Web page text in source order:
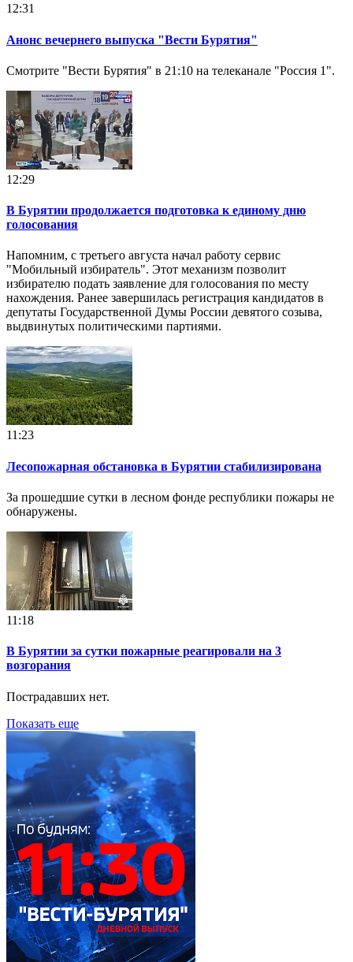
12:31
Анонс вечернего выпуска "Вести Бурятия"
Смотрите "Вести Бурятия" в 21:10 на телеканале "Россия 1".
12:29
В Бурятии продолжается подготовка к единому дню
голосования
Напомним, с третьего августа начал работу сервис
"Мобильный избиратель". Этот механизм позволит
избирателю подать заявление для голосования по месту
нахождения. Ранее завершилась регистрация кандидатов в
депутаты Государственной Думы России девятого созыва,
выдвинутых политическими партиями.
11:23
Лесопожарная обстановка в Бурятии стабилизирована
За прошедшие сутки в лесном фонде республики пожары не
обнаружены.
11:18
В Бурятии за сутки пожарные реагировали на 3
возгорания
Пострадавших нет.
Показать еще